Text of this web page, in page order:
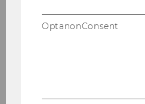
Ende der
OptanonConsent